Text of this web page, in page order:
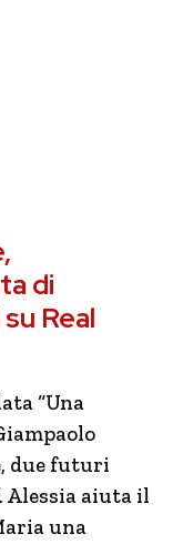
di
Real
“Una
due futuri
Alessia aiuta il
una